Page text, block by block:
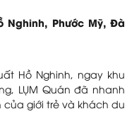
Nghinh, Phước Mỹ, Đà
Hồ Nghinh, ngay khu
LỤM Quán đã nhanh
giới trẻ và khách du